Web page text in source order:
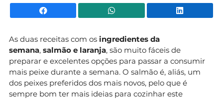
Facebook WhatsApp
As duas receitas com os ingredientes da
semana, salmão e laranja, são muito fáceis de
preparar e excelentes opções para passar a consumir
mais peixe durante a semana. O salmão é, aliás, um
dos peixes preferidos dos mais novos, pelo que é
sempre bom ter mais ideias para cozinhar este